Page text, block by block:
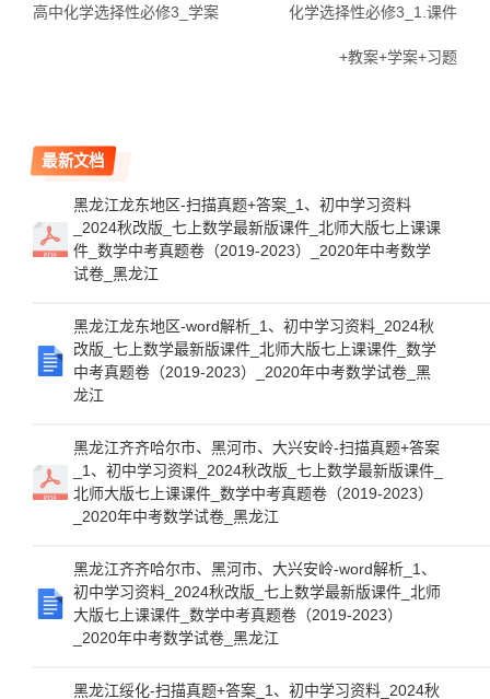
高中化学选择性必修3_学案 化学选择性必修3_1.课件
+教案+学案+习题
最新文档
黑龙江龙东地区-扫描真题+答案_1、初中学习资料
_2024秋改版_七上数学最新版课件_北师大版七上课课
件_数学中考真题卷（2019-2023）_2020年中考数学
试卷_黑龙江
黑龙江龙东地区-word解析_1、初中学习资料_2024秋
改版_七上数学最新版课件_北师大版七上课课件_数学
中考真题卷（2019-2023）_2020年中考数学试卷_黑
龙江
黑龙江齐齐哈尔市、黑河市、大兴安岭-扫描真题+答案
_1、初中学习资料_2024秋改版_七上数学最新版课件_
北师大版七上课课件_数学中考真题卷（2019-2023）
_2020年中考数学试卷_黑龙江
黑龙江齐齐哈尔市、黑河市、大兴安岭-word解析_1、
初中学习资料_2024秋改版_七上数学最新版课件_北师
大版七上课课件_数学中考真题卷（2019-2023）
_2020年中考数学试卷_黑龙江
黑龙江绥化-扫描真题+答案_1、初中学习资料_2024秋